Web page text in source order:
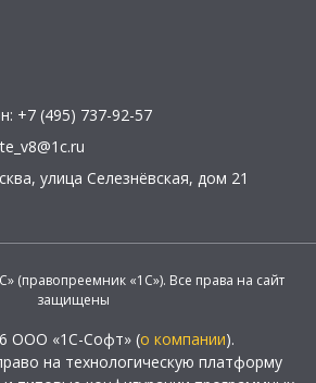
+7 (495) 737-92-57
, улица Селезнёвская, дом 21
(правопреемник «1С»). Все права на сайт
защищены
ООО «1С-Софт» (о компании).
на технологическую платформу